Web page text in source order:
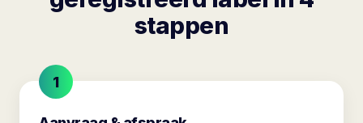
stappen